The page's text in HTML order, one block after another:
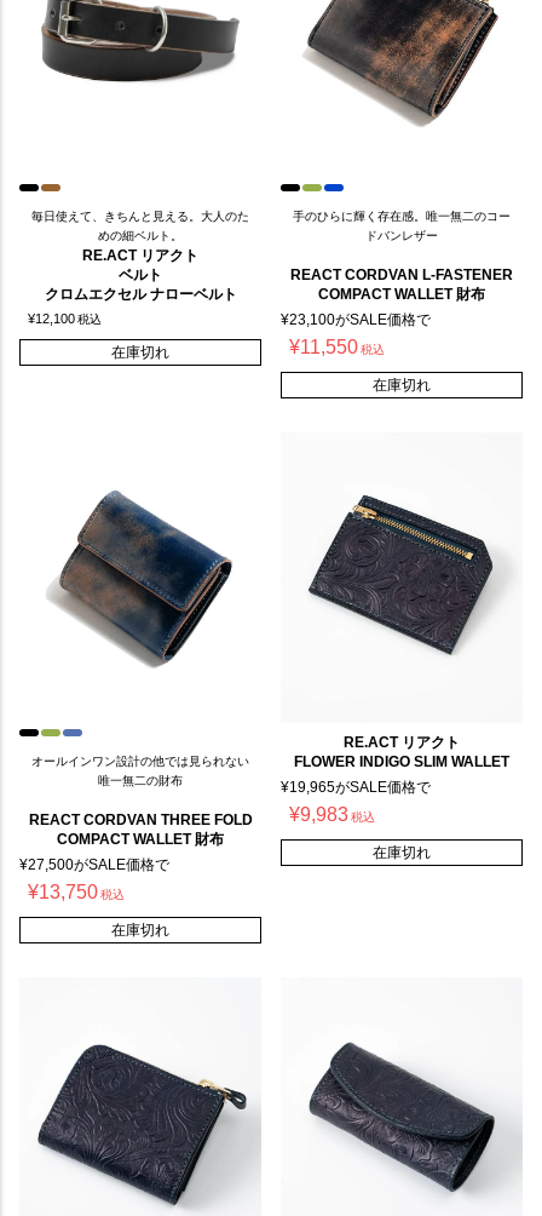
毎日使えて、きちんと見える。大人のた
めの細ベルト。
RE.ACT リアクト
ベルト
クロムエクセル ナローベルト
¥12,100税込
在庫切れ
手のひらに輝く存在感。唯一無二のコー
ドバンレザー
REACT CORDVAN L-FASTENER
COMPACT WALLET 財布
¥23,100がSALE価格で
¥11,550税込
在庫切れ
オールインワン設計の他では見られない
唯一無二の財布
REACT CORDVAN THREE FOLD
COMPACT WALLET 財布
¥27,500がSALE価格で
¥13,750税込
在庫切れ
RE.ACT リアクト
FLOWER INDIGO SLIM WALLET
¥19,965がSALE価格で
¥9,983税込
在庫切れ